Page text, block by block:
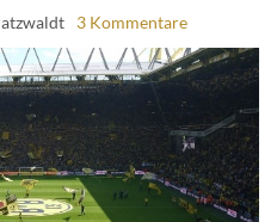
3 Kommentare